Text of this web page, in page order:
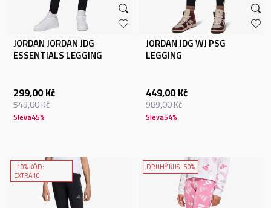
JORDAN JORDAN JDG
ESSENTIALS LEGGING
299,00 Kč
549,00Kč
Sleva45%
JORDAN JDG WJ PSG
LEGGING
449,00 Kč
989,00Kč
Sleva54%
-10% KÓD:
EXTRA10
DRUHÝ KUS -50%